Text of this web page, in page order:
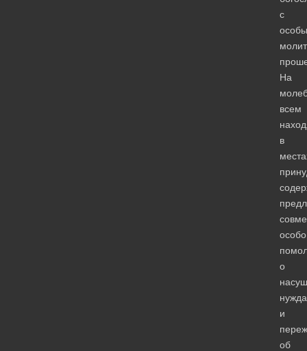
с
На
всем
в
особо
о
и
об